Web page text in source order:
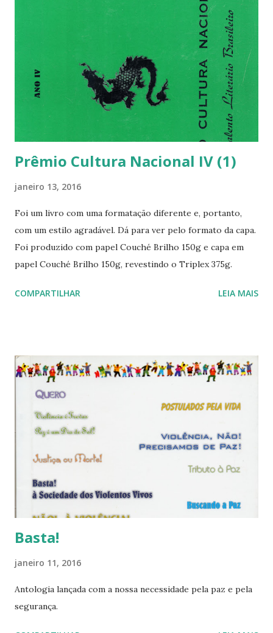
muitas formas de sabedoria e conhecimento que não
necessitam de um estudo acadêmico, todavia, isso não
retira da faculdade a sua importância. É nesse ponto que eu
comecei a discordar do que escrevi.
Prêmio Cultura Nacional IV (1)
janeiro 13, 2016
Foi um livro com uma formatação diferente e, portanto,
com um estilo agradável. Dá para ver pelo formato da capa.
Foi produzido com papel Couché Brilho 150g e capa em
papel Couché Brilho 150g, revestindo o Triplex 375g.
COMPARTILHAR LEIA MAIS
Basta!
janeiro 11, 2016
Antologia lançada com a nossa necessidade pela paz e pela
segurança.